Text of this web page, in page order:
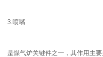
3.喷嘴
是煤气炉关键件之一，其作用主